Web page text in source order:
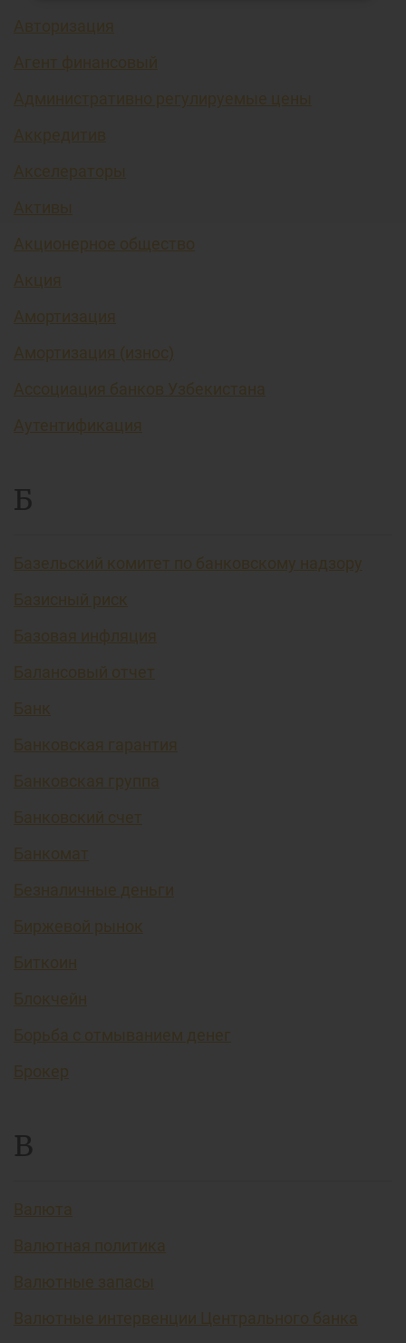
Авторизация
Агент финансовый
Административно регулируемые цены
Аккредитив
Акселераторы
Активы
Акционерное общество
Акция
Амортизация
Амортизация (износ)
Ассоциация банков Узбекистана
Аутентификация
Б
Базельский комитет по банковскому надзору
Базисный риск
Базовая инфляция
Балансовый отчет
Банк
Банковская гарантия
Банковская группа
Банковский счет
Банкомат
Безналичные деньги
Биржевой рынок
Биткоин
Блокчейн
Борьба с отмыванием денег
Брокер
В
Валюта
Валютная политика
Валютные запасы
Валютные интервенции Центрального банка